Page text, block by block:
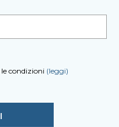
condizioni (leggi)